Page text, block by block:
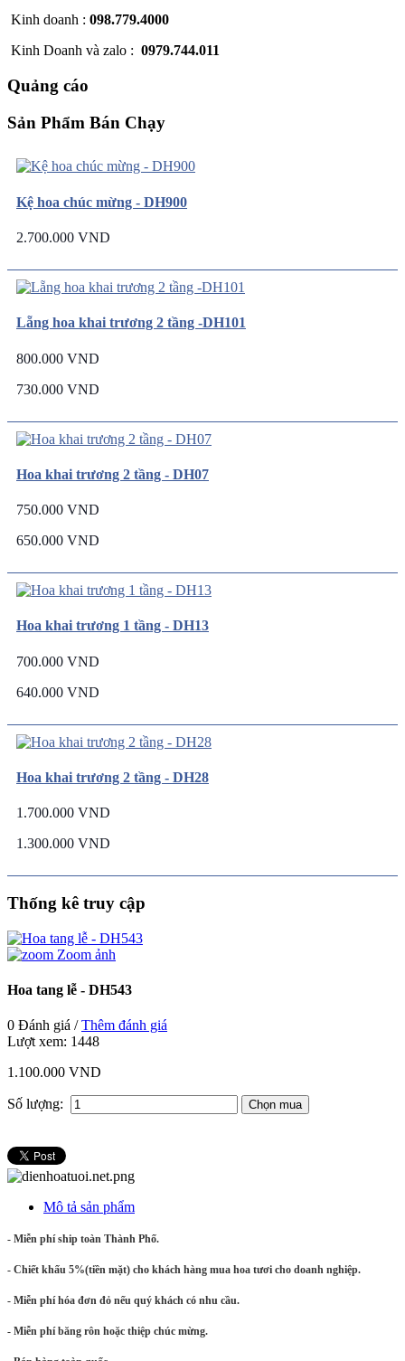
Kinh doanh : 098.779.4000
Kinh Doanh và zalo : 0979.744.011
Quảng cáo
Sản Phẩm Bán Chạy
Kệ hoa chúc mừng - DH900
2.700.000 VND
Lẵng hoa khai trương 2 tầng -DH101
800.000 VND
730.000 VND
Hoa khai trương 2 tầng - DH07
750.000 VND
650.000 VND
Hoa khai trương 1 tầng - DH13
700.000 VND
640.000 VND
Hoa khai trương 2 tầng - DH28
1.700.000 VND
1.300.000 VND
Thống kê truy cập
Zoom ảnh
Hoa tang lễ - DH543
0 Đánh giá /Thêm đánh giá
Lượt xem: 1448
1.100.000 VND
Số lượng:
Mô tả sản phẩm
- Miễn phí ship toàn Thành Phố.
- Chiết khấu 5%(tiền mặt) cho khách hàng mua hoa tươi cho doanh nghiệp.
- Miễn phí hóa đơn đỏ nếu quý khách có nhu cầu.
- Miễn phí băng rôn hoặc thiệp chúc mừng.